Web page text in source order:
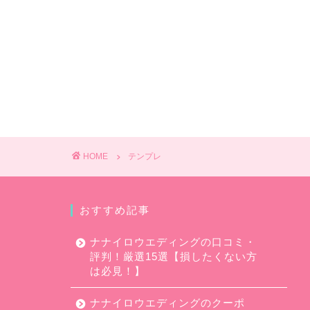
HOME テンプレ
おすすめ記事
ナナイロウエディングの口コミ・
評判！厳選15選【損したくない方
は必見！】
ナナイロウエディングのクーポ